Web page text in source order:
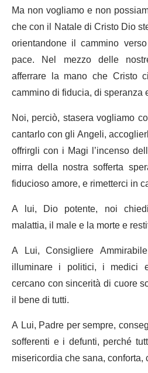
Ma non vogliamo e non
che con il Natale di Cristo Dio
orientandone il cammino
pace. Nel mezzo delle
afferrare la mano che Cristo
cammino di fiducia, di speranza
Noi, perciò, stasera vogliamo
cantarlo con gli Angeli,
offrirgli con i Magi l’incenso
mirra della nostra sofferta
fiducioso amore, e rimetterci in
A lui, Dio potente, noi
malattia, il male e la morte e
A Lui, Consigliere
illuminare i politici, i medici
cercano con sincerità di cuore
il bene di tutti.
A Lui, Padre per sempre,
sofferenti e i defunti, perché
misericordia che sana,